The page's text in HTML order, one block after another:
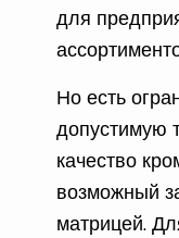
для
Но есть
допустимую
качество
возможный
матрицей.